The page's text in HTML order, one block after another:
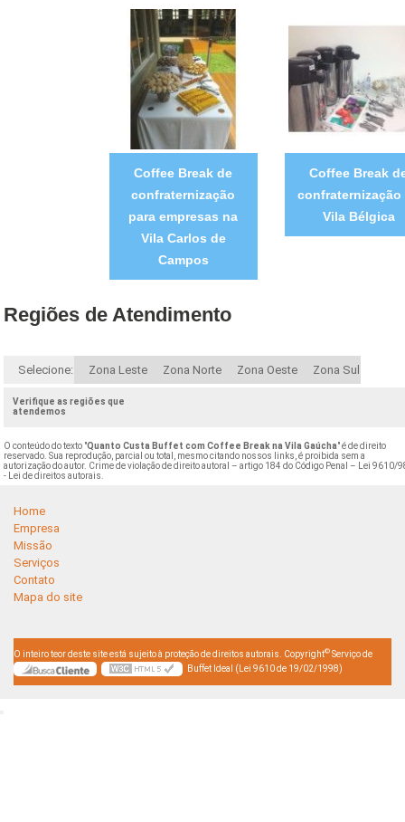
Coffee Break de
confraternização
para empresas na
Vila Carlos de
Campos
Coffee Break
confraternização
Vila Bélgica
Regiões de Atendimento
Selecione: Zona Leste Zona Norte Zona Oeste Zona Sul
Verifique as regiões que
atendemos
O conteúdo do texto "Quanto Custa Buffet com Coffee Break na Vila Gaúcha" é de direito
reservado. Sua reprodução, parcial ou total, mesmo citando nossos links, é proibida sem a
autorização do autor. Crime de violação de direito autoral – artigo 184 do Código Penal –
Lei 9610/
- Lei de direitos autorais
Home
Empresa
Missão
Serviços
Contato
Mapa do site
O inteiro teor deste site está sujeito à proteção de direitos autorais. Copyright© Serviço de
Buffet Ideal (Lei 9610 de 19/02/1998)